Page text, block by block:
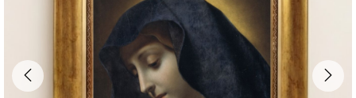
UM ATELIÊ 100% FINE ART
Trazemos a imponência das maiores obras de arte do mundo
alto padrão da sua casa. Nosso acervo reúne a genialidade de
pintores renomados
, resgatando artes reais
e o requinte inconfundível
das obras do século XIX . Produção artesanal em Canvas 100% Algodão